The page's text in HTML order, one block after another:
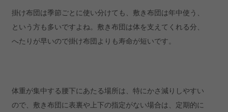
掛け布団は季節ごとに使い分けても、敷き布団は年中使う、
という方も多いですよね。敷き布団は体を支えてくれる分、
へたりが早いので掛け布団よりも寿命が短いです。
体重が集中する腰下にあたる場所は、特にかさ減りしやすい
ので、敷き布団に表裏や上下の指定がない場合は、定期的に